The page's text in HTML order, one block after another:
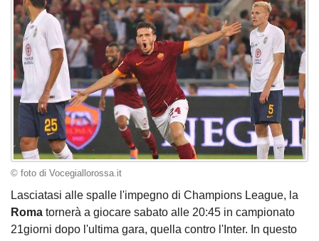
© foto di Vocegiallorossa.it
Lasciatasi alle spalle l'impegno di Champions League, la
Roma tornerà a giocare sabato alle 20:45 in campionato
21giorni dopo l'ultima gara, quella contro l'Inter. In questo